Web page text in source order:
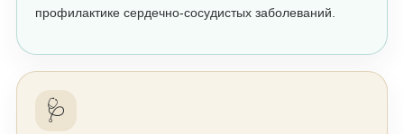
профилактике сердечно-сосудистых заболеваний.
🩺